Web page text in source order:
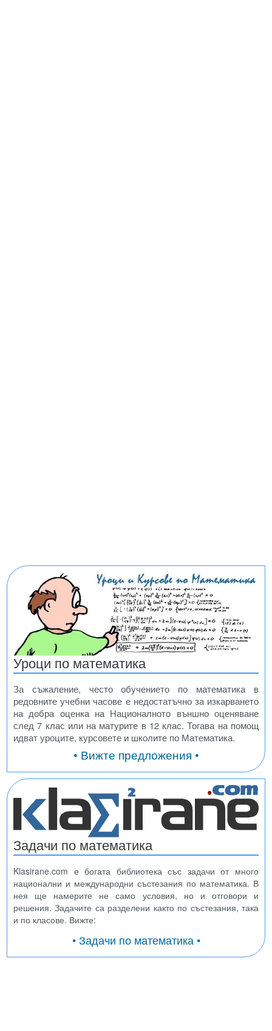
Уроци по математика
За съжаление, често обучението по математика в
редовните учебни часове е недостатъчно за изкарването
на добра оценка на Националното външно оценяване
след 7 клас или на матурите в 12 клас. Тогава на помощ
идват уроците, курсовете и школите по Математика.
• Вижте предложения •
Задачи по математика
Klasirane.com е богата библиотека със задачи от много
национални и международни състезания по математика. В
нея ще намерите не само условия, но и отговори и
решения. Задачите са разделени както по състезания, така
и по класове. Вижте:
• Задачи по математика •